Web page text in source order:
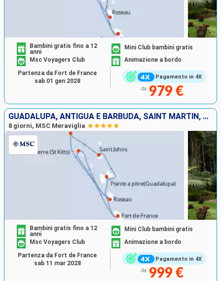
Pagamento in 4X
Bambini gratis fino a 12
anni
Mini Club bambini gratis
Msc Voyagers Club
Animazione a bordo
da 979 €
Partenza da Fort de France
sab 01 gen 2028
GUADALUPA, ANTIGUA E BARBUDA, SAINT MARTIN, DOMINICA, SAN CRISTOFORO E NEVIS, MARTINICA
8 giorni, MSC Meraviglia
Pagamento in 4X
Bambini gratis fino a 12
anni
Mini Club bambini gratis
Msc Voyagers Club
Animazione a bordo
da 999 €
Partenza da Fort de France
sab 11 mar 2028